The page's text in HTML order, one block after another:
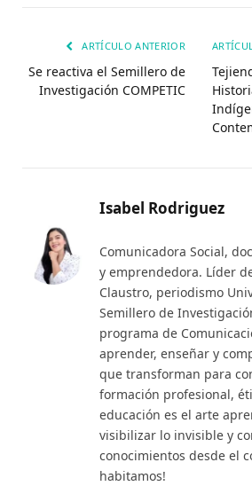
ARTÍCULO ANTERIOR
Se reactiva el Semillero de
Investigación COMPETIC
Isabel Rodriguez
Comunicadora Social,
y emprendedora. Líder
Claustro, periodismo
Semillero de
programa de
aprender, enseñar y
que transforman para
formación profesional,
educación es el arte
visibilizar lo invisible y
conocimientos desde el
habitamos!